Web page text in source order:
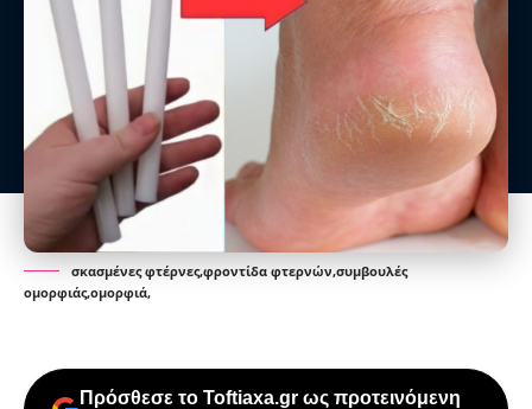
σκασμένες φτέρνες,φροντίδα φτερνών,συμβουλές
ομορφιάς,ομορφιά,
Πρόσθεσε το Toftiaxa.gr ως προτεινόμενη